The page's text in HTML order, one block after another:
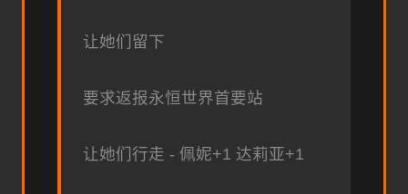
让她们留下
要求返报永恒世界首要站
让她们行走 - 佩妮+1 达莉亚+1